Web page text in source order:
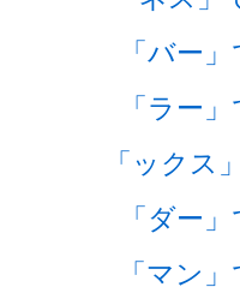
「バー
「ラー
「ックス
「ダー
「マン